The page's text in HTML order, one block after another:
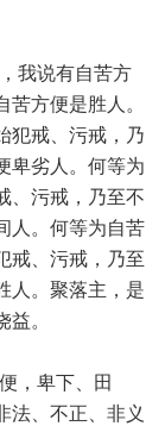
我说有自苦方
方便是胜人。
犯戒、污戒，乃
卑劣人。何等为
、污戒，乃至不
人。何等为自苦
戒、污戒，乃至
人。聚落主，是
。
，卑下、田
法、不正、非义